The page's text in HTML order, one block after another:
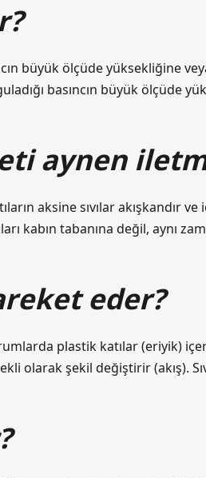
büyük ölçüde yüksekliğine
basıncın büyük ölçüde
aynen
aksine sıvılar akışkandır
kabın tabanına değil, aynı
eder?
plastik katılar (eriyik)
olarak şekil değiştirir (akış).